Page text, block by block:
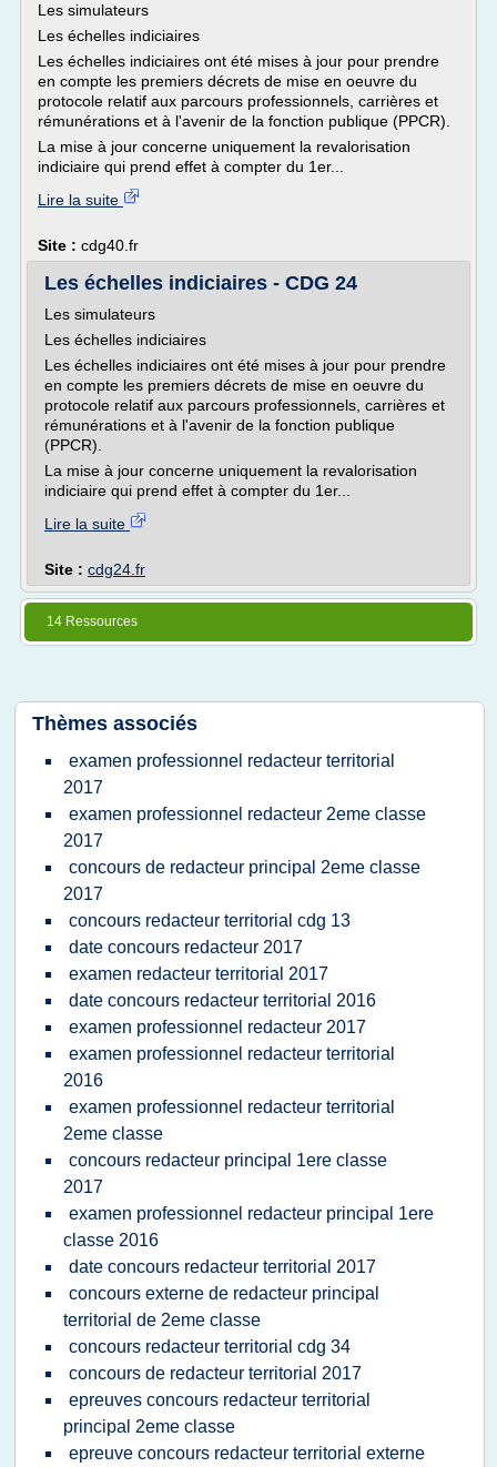
Les simulateurs
Les échelles indiciaires
Les échelles indiciaires ont été mises à jour pour prendre
en compte les premiers décrets de mise en oeuvre du
protocole relatif aux parcours professionnels, carrières et
rémunérations et à l'avenir de la fonction publique (PPCR).
La mise à jour concerne uniquement la revalorisation
indiciaire qui prend effet à compter du 1er...
Lire la suite
Site : cdg40.fr
Les échelles indiciaires - CDG 24
Les simulateurs
Les échelles indiciaires
Les échelles indiciaires ont été mises à jour pour prendre
en compte les premiers décrets de mise en oeuvre du
protocole relatif aux parcours professionnels, carrières et
rémunérations et à l'avenir de la fonction publique
(PPCR).
La mise à jour concerne uniquement la revalorisation
indiciaire qui prend effet à compter du 1er...
Lire la suite
Site : cdg24.fr
14 Ressources
Thèmes associés
examen professionnel redacteur territorial
2017
examen professionnel redacteur 2eme classe
2017
concours de redacteur principal 2eme classe
2017
concours redacteur territorial cdg 13
date concours redacteur 2017
examen redacteur territorial 2017
date concours redacteur territorial 2016
examen professionnel redacteur 2017
examen professionnel redacteur territorial
2016
examen professionnel redacteur territorial
2eme classe
concours redacteur principal 1ere classe
2017
examen professionnel redacteur principal 1ere
classe 2016
date concours redacteur territorial 2017
concours externe de redacteur principal
territorial de 2eme classe
concours redacteur territorial cdg 34
concours de redacteur territorial 2017
epreuves concours redacteur territorial
principal 2eme classe
epreuve concours redacteur territorial externe